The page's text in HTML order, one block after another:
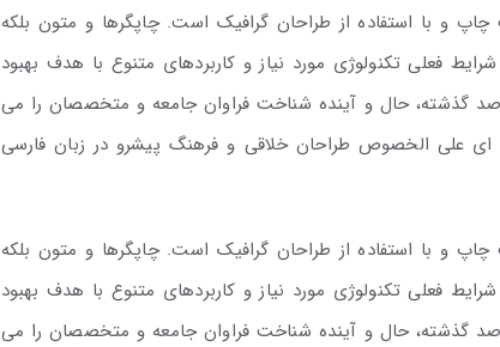
و با استفاده از طراحان گرافیک است. چاپگرها و متون بلکه
فعلی تکنولوژی مورد نیاز و کاربردهای متنوع با هدف بهبود
گذشته، حال و آینده شناخت فراوان جامعه و متخصصان را می
ای علی الخصوص طراحان خلاقی و فرهنگ پیشرو در زبان فارسی
و با استفاده از طراحان گرافیک است. چاپگرها و متون بلکه
فعلی تکنولوژی مورد نیاز و کاربردهای متنوع با هدف بهبود
گذشته، حال و آینده شناخت فراوان جامعه و متخصصان را می